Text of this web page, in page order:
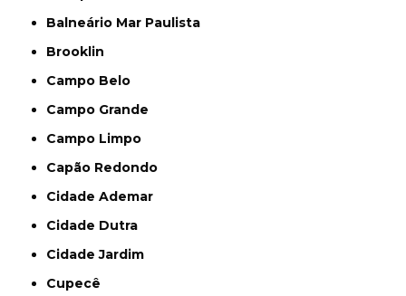
Balneário Mar Paulista
Brooklin
Campo Belo
Campo Grande
Campo Limpo
Capão Redondo
Cidade Ademar
Cidade Dutra
Cidade Jardim
Cupecê